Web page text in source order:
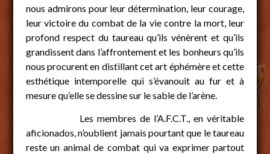
nous admirons pour leur détermination, leur courage,
leur victoire du combat de la vie contre la mort, leur
profond respect du taureau qu’ils vénèrent et qu’ils
grandissent dans l’affrontement et les bonheurs qu’ils
nous procurent en distillant cet art éphémère et cette
esthétique intemporelle qui s’évanouit au fur et à
mesure qu’elle se dessine sur le sable de l’arène.
Les membres de l’A.F.C.T., en véritable
aficionados, n’oublient jamais pourtant que le taureau
reste un animal de combat qui va exprimer partout